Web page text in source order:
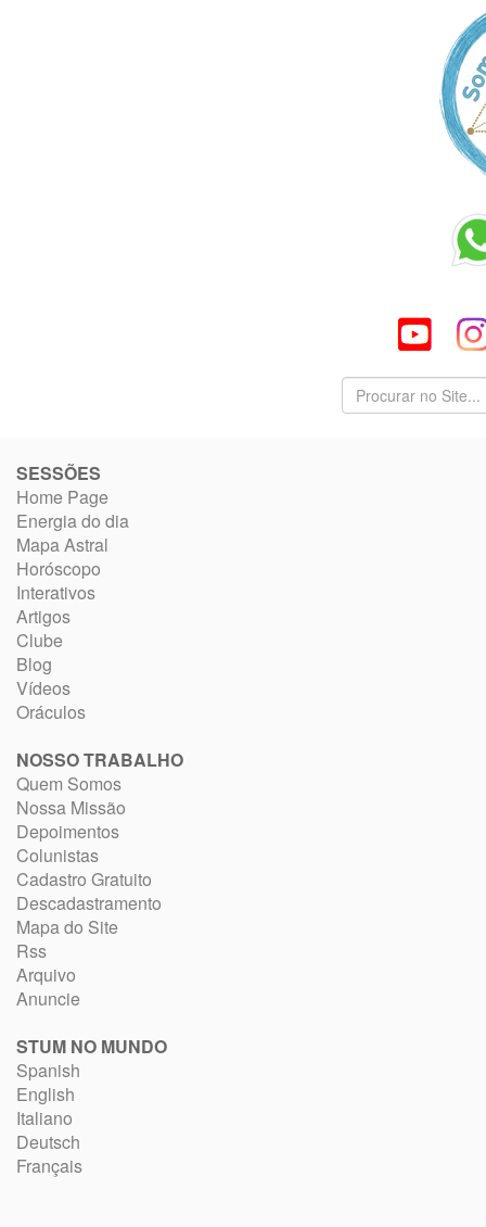
SESSÕES
Home Page
Energia do dia
Mapa Astral
Horóscopo
Interativos
Artigos
Clube
Blog
Vídeos
Oráculos
NOSSO TRABALHO
Quem Somos
Nossa Missão
Depoimentos
Colunistas
Cadastro Gratuito
Descadastramento
Mapa do Site
Rss
Arquivo
Anuncie
STUM NO MUNDO
Spanish
English
Italiano
Deutsch
Français